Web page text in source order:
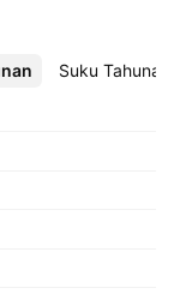
Suku Tahunan